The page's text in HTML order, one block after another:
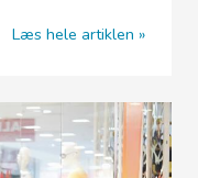
Læs hele artiklen